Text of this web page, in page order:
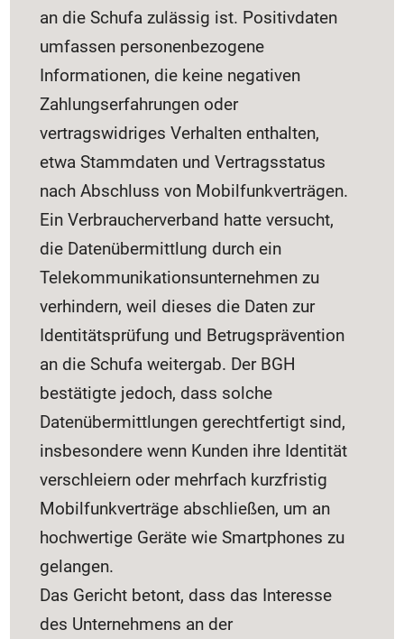
an die Schufa zulässig ist. Positivdaten
umfassen personenbezogene
Informationen, die keine negativen
Zahlungserfahrungen oder
vertragswidriges Verhalten enthalten,
etwa Stammdaten und Vertragsstatus
nach Abschluss von Mobilfunkverträgen.
Ein Verbraucherverband hatte versucht,
die Datenübermittlung durch ein
Telekommunikationsunternehmen zu
verhindern, weil dieses die Daten zur
Identitätsprüfung und Betrugsprävention
an die Schufa weitergab. Der BGH
bestätigte jedoch, dass solche
Datenübermittlungen gerechtfertigt sind,
insbesondere wenn Kunden ihre Identität
verschleiern oder mehrfach kurzfristig
Mobilfunkverträge abschließen, um an
hochwertige Geräte wie Smartphones zu
gelangen.
Das Gericht betont, dass das Interesse
des Unternehmens an der